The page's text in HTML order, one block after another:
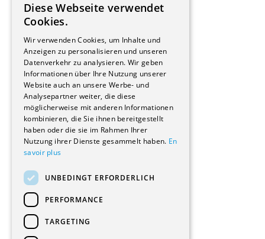
Hersteller/Lieferanten
Bauherrschaften
Immobilienverwaltungsgesellschaften
Stockwerkeigentum
Reportagen
Wohnungen
Renovierungen
Innere Umbauten
Gastgewerbe und Tourismus
Verwaltungsgebäude und Geschäfte
Schuleinrichtungen
Medizinische Einrichtungen
Kultur - Sport - Freizeit
Industrie - Handwerk
Transport und Parkplätze
Diverse Bauten
FRENCH
Diese Webseite verwendet
Cookies.
Wir verwenden Cookies, um Inhalte und
Anzeigen zu personalisieren und unseren
Datenverkehr zu analysieren. Wir geben
Informationen über Ihre Nutzung unserer
Website auch an unsere Werbe- und
Analysepartner weiter, die diese
möglicherweise mit anderen Informationen
kombinieren, die Sie ihnen bereitgestellt
haben oder die sie im Rahmen Ihrer
Nutzung ihrer Dienste gesammelt haben. En
savoir plus
UNBEDINGT ERFORDERLICH
PERFORMANCE
TARGETING